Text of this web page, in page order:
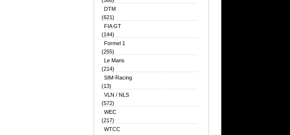
DTM
(621)
FIA GT
(144)
Formel 1
(255)
Le Mans
(214)
SIM-Racing
(13)
VLN / NLS
(572)
WEC
(217)
WTCC